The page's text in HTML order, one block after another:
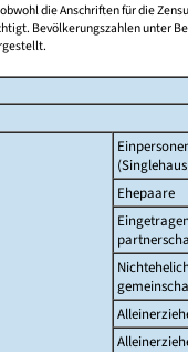
die Anschriften für die
Bevölkerungszahlen unter
Ehepaare